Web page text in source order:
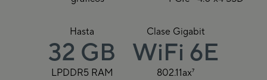
Hasta
32 GB
LPDDR5 RAM
Clase Gigabit
WiFi 6E
802.11ax7